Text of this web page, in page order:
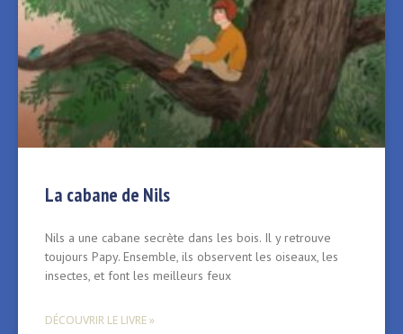
La cabane de Nils
Nils a une cabane secrète dans les bois. Il y retrouve
toujours Papy. Ensemble, ils observent les oiseaux, les
insectes, et font les meilleurs feux
DÉCOUVRIR LE LIVRE »